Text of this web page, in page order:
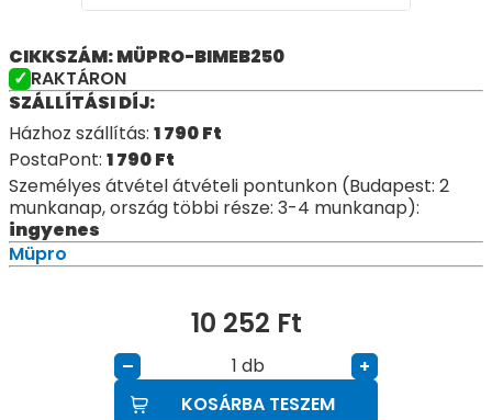
CIKKSZÁM: MÜPRO-BIMEB250
RAKTÁRON
SZÁLLÍTÁSI DÍJ:
Házhoz szállítás: 1 790Ft
PostaPont: 1 790Ft
Személyes átvétel átvételi pontunkon (Budapest: 2
munkanap, ország többi része: 3-4 munkanap):
ingyenes
Müpro
10 252 Ft
– db
+
KOSÁRBA TESZEM